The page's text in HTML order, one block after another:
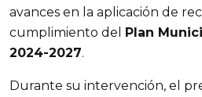
avances en la aplicación de
cumplimiento del Plan
2024-2027.
Durante su intervención, el